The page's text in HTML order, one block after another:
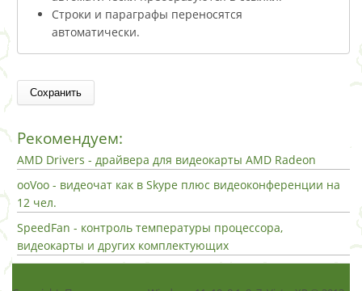
Строки и параграфы переносятся
автоматически.
Рекомендуем:
AMD Drivers - драйвера для видеокарты AMD Radeon
ooVoo - видеочат как в Skype плюс видеоконференции на
12 чел.
SpeedFan - контроль температуры процессора,
видеокарты и других комплектующих